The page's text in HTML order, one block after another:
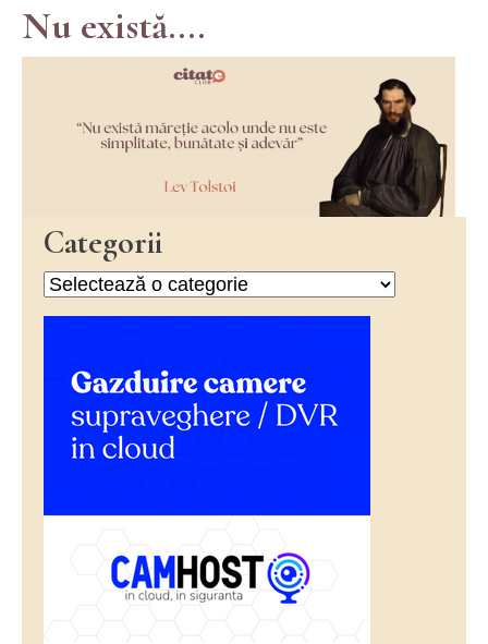
Nu există....
Categorii
Categorii